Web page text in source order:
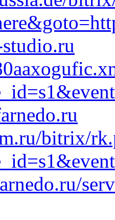
bitrix/